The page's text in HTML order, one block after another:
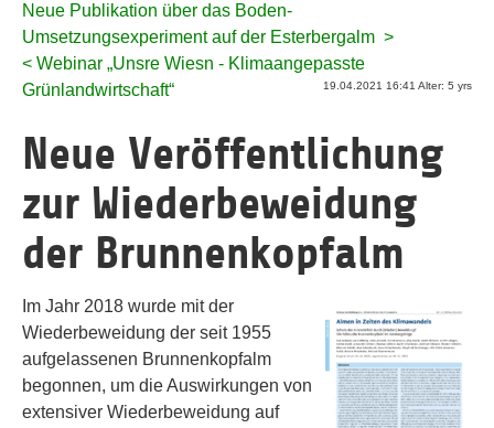
Neue Publikation über das Boden-
Umsetzungsexperiment auf der Esterbergalm >
< Webinar „Unsre Wiesn - Klimaangepasste
Grünlandwirtschaft“
19.04.2021 16:41 Alter: 5 yrs
Neue Veröffentlichung
zur Wiederbeweidung
der Brunnenkopfalm
Im Jahr 2018 wurde mit der
Wiederbeweidung der seit 1955
aufgelassenen Brunnenkopfalm
begonnen, um die Auswirkungen von
extensiver Wiederbeweidung auf